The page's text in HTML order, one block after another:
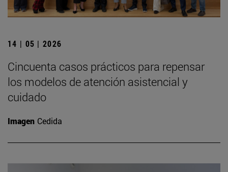
14 | 05 | 2026
Cincuenta casos prácticos para repensar
los modelos de atención asistencial y
cuidado
Imagen Cedida